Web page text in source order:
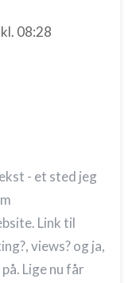
kl. 08:28
- et sted jeg
Link til
views? og ja,
Lige nu får